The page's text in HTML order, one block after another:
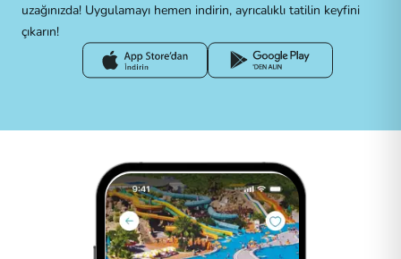
uzağınızda! Uygulamayı hemen indirin, ayrıcalıklı tatilin keyfini
çıkarın!